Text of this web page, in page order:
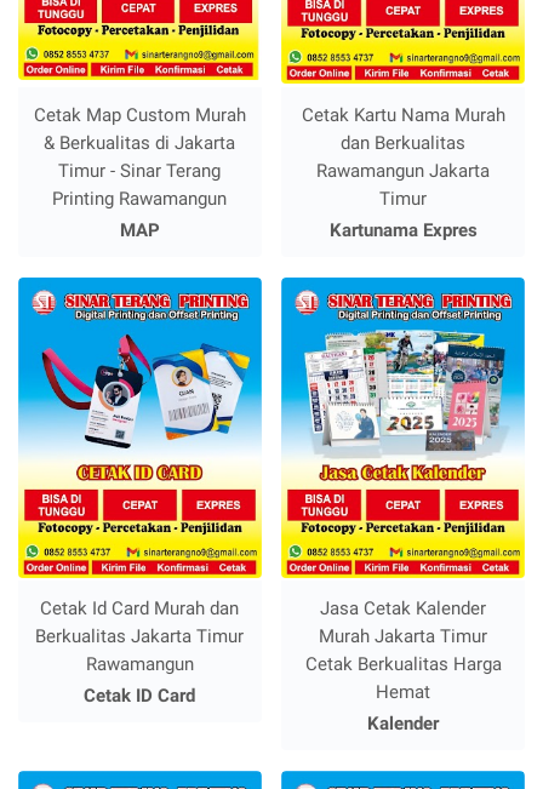
Cetak Map Custom Murah
& Berkualitas di Jakarta
Timur - Sinar Terang
Printing Rawamangun
MAP
Cetak Kartu Nama Murah
dan Berkualitas
Rawamangun Jakarta
Timur
Kartunama Expres
Cetak Id Card Murah dan
Berkualitas Jakarta Timur
Rawamangun
Cetak ID Card
Jasa Cetak Kalender
Murah Jakarta Timur
Cetak Berkualitas Harga
Hemat
Kalender